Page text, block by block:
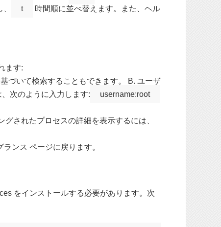
t
時間順に並べ替えます。また、ヘル
ます:
づいて検索することもできます。 B. ユーザ
次のように入力します:
username:root
されたプロセスの詳細を表示するには、
ンス ページに戻ります。
をインストールする必要があります。次